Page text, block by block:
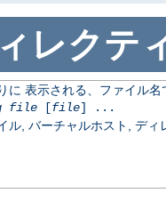
レクテ
に 表示される、ファイル
file[file] ...
ル, バーチャルホスト, ディ